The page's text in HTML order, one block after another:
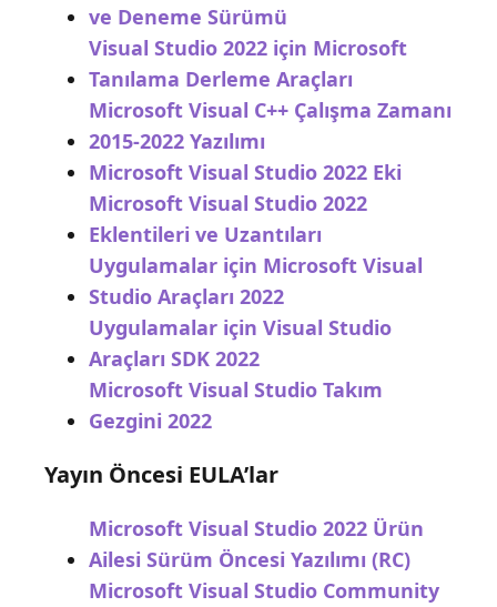
ve Deneme Sürümü
Visual Studio 2022 için Microsoft
Tanılama Derleme Araçları
Microsoft Visual C++ Çalışma Zamanı
2015-2022 Yazılımı
Microsoft Visual Studio 2022 Eki
Microsoft Visual Studio 2022
Eklentileri ve Uzantıları
Uygulamalar için Microsoft Visual
Studio Araçları 2022
Uygulamalar için Visual Studio
Araçları SDK 2022
Microsoft Visual Studio Takım
Gezgini 2022
Yayın Öncesi EULA’lar
Microsoft Visual Studio 2022 Ürün
Ailesi Sürüm Öncesi Yazılımı (RC)
Microsoft Visual Studio Community